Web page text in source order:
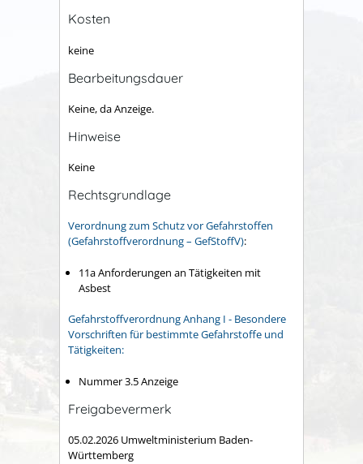
Kosten
keine
Bearbeitungsdauer
Keine, da Anzeige.
Hinweise
Keine
Rechtsgrundlage
Verordnung zum Schutz vor Gefahrstoffen
(Gefahrstoffverordnung – GefStoffV):
11a Anforderungen an Tätigkeiten mit
Asbest
Gefahrstoffverordnung Anhang I - Besondere
Vorschriften für bestimmte Gefahrstoffe und
Tätigkeiten:
Nummer 3.5 Anzeige
Freigabevermerk
05.02.2026 Umweltministerium Baden-
Württemberg